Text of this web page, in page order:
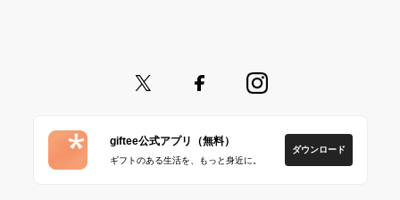
giftee公式アプリ（無料）
ギフトのある生活を、もっと身近に。
ダウンロード